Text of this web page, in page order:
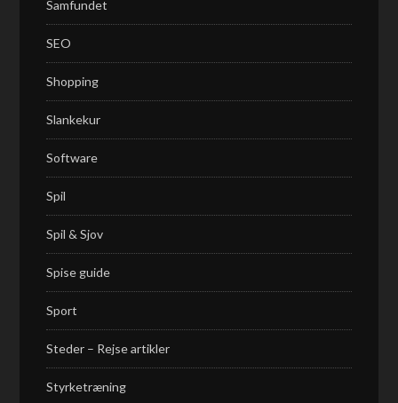
Samfundet
SEO
Shopping
Slankekur
Software
Spil
Spil & Sjov
Spise guide
Sport
Steder – Rejse artikler
Styrketræning